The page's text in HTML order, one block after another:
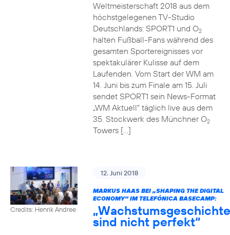
Weltmeisterschaft 2018 aus dem
höchstgelegenen TV-Studio
Deutschlands: SPORT1 und O2
halten Fußball-Fans während des
gesamten Sportereignisses vor
spektakulärer Kulisse auf dem
Laufenden. Vom Start der WM am
14. Juni bis zum Finale am 15. Juli
sendet SPORT1 sein News-Format
„WM Aktuell“ täglich live aus dem
35. Stockwerk des Münchner O2
Towers […]
Credits: Henrik Andree
12. Juni 2018
MARKUS HAAS BEI „SHAPING THE DIGITAL
ECONOMY“ IM TELEFÓNICA BASECAMP:
sind nicht perfekt“